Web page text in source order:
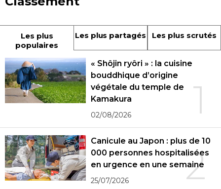
Les plus
populaires
Les plus partagés Les plus scrutés
1
« Shôjin ryôri » : la cuisine
bouddhique d’origine
végétale du temple de
Kamakura
02/08/2026
2
Canicule au Japon : plus de 10
000 personnes hospitalisées
en urgence en une semaine
25/07/2026